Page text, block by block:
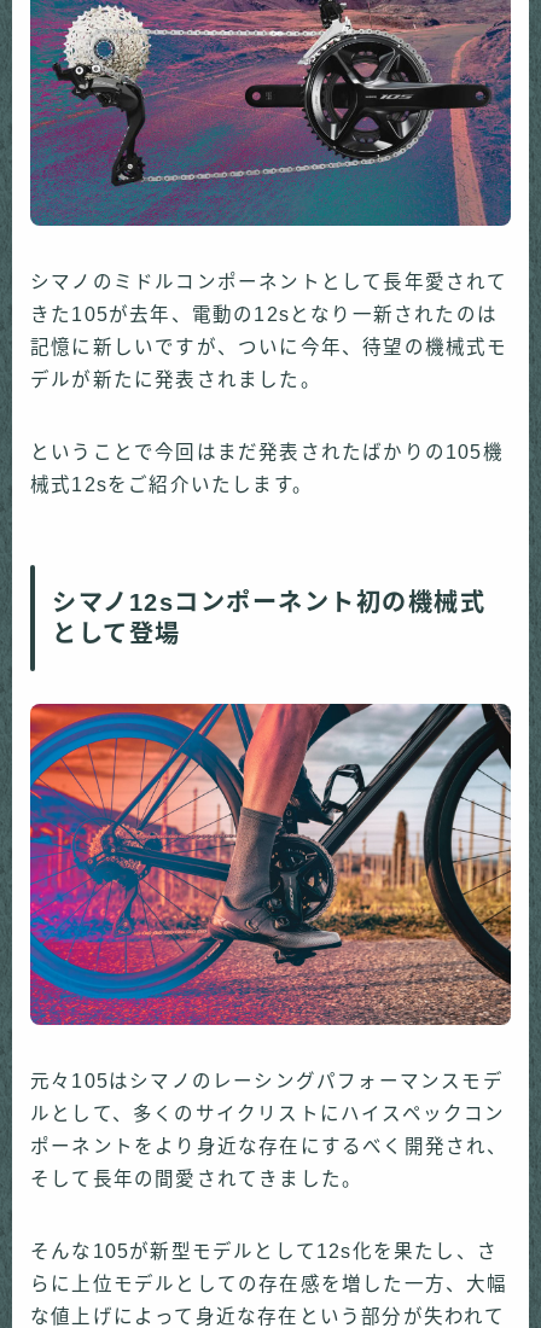
シマノのミドルコンポーネントとして長年愛されて
きた105が去年、電動の12sとなり一新されたのは
記憶に新しいですが、ついに今年、待望の機械式モ
デルが新たに発表されました。
ということで今回はまだ発表されたばかりの105機
械式12sをご紹介いたします。
シマノ12sコンポーネント初の機械式
として登場
元々105はシマノのレーシングパフォーマンスモデ
ルとして、多くのサイクリストにハイスペックコン
ポーネントをより身近な存在にするべく開発され、
そして長年の間愛されてきました。
そんな105が新型モデルとして12s化を果たし、さ
らに上位モデルとしての存在感を増した一方、大幅
な値上げによって身近な存在という部分が失われて